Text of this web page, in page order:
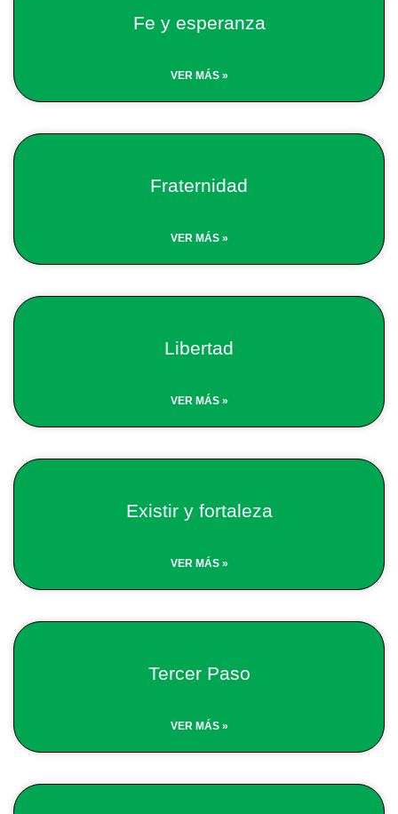
Fe y esperanza
VER MÁS »
Fraternidad
VER MÁS »
Libertad
VER MÁS »
Existir y fortaleza
VER MÁS »
Tercer Paso
VER MÁS »